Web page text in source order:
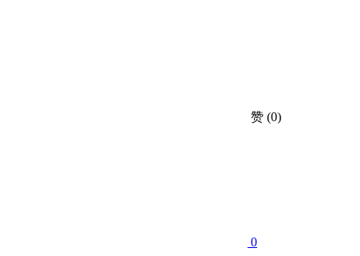
赞 (0)
0